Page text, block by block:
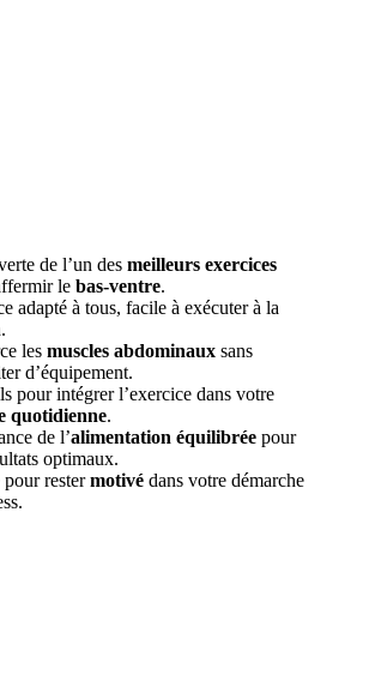
de l’un des meilleurs exercices
le bas-ventre.
adapté à tous, facile à exécuter à la
les muscles abdominaux sans
d’équipement.
pour intégrer l’exercice dans votre
quotidienne.
de l’alimentation équilibrée pour
optimaux.
restermotivé dans votre démarche